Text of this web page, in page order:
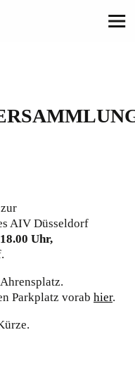
AIV Düsseldorf
Uhr,
Parkplatz vorab hier.